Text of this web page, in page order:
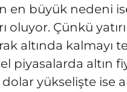
en büyük nedeni
oluyor. Çünkü
altında kalmayı
piyasalarda altın
yükselişte ise